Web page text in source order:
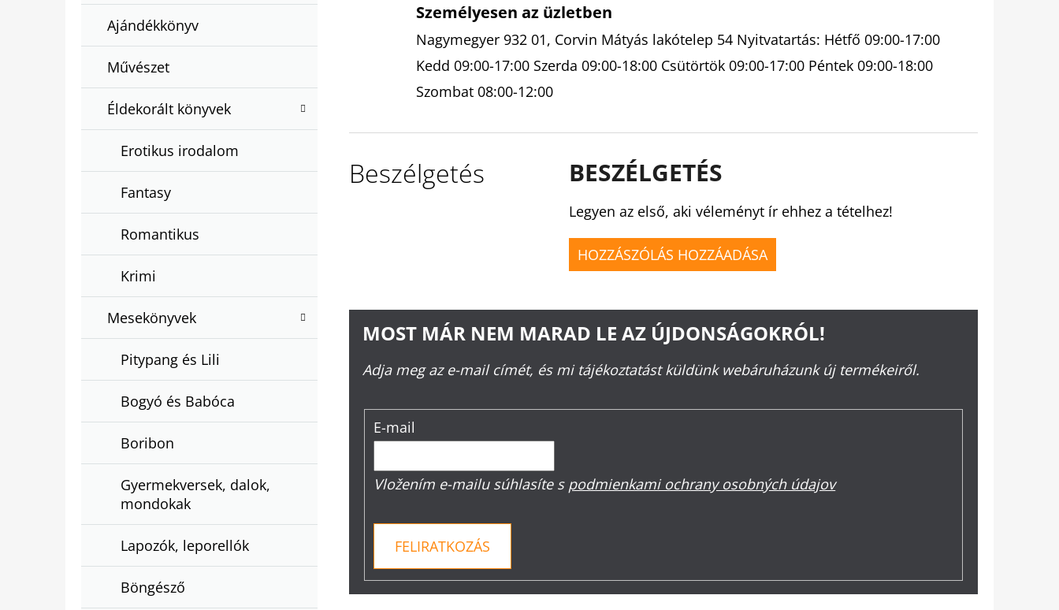
Ajándékkönyv
Művészet
Éldekorált könyvek
Erotikus irodalom
Fantasy
Romantikus
Krimi
Mesekönyvek
Pitypang és Lili
Bogyó és Babóca
Boribon
Gyermekversek, dalok,
mondokak
Lapozók, leporellók
Böngésző
Személyesen az üzletben
Nagymegyer 932 01, Corvin Mátyás lakótelep 54 Nyitvatartás: Hétfő 09:00-17:00
Kedd 09:00-17:00 Szerda 09:00-18:00 Csütörtök 09:00-17:00 Péntek 09:00-18:00
Szombat 08:00-12:00
Beszélgetés BESZÉLGETÉS
Legyen az első, aki véleményt ír ehhez a tételhez!
HOZZÁSZÓLÁS HOZZÁADÁSA
MOST MÁR NEM MARAD LE AZ ÚJDONSÁGOKRÓL!
Adja meg az e-mail címét, és mi tájékoztatást küldünk webáruházunk új termékeiről.
E-mail
Vložením e-mailu súhlasíte s podmienkami ochrany osobných údajov
FELIRATKOZÁS